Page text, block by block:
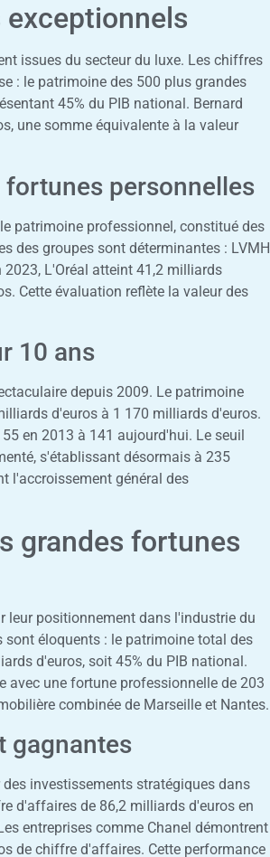
exceptionnels
issues du secteur du luxe. Les chiffres
: le patrimoine des 500 plus grandes
45% du PIB national. Bernard
une somme équivalente à la valeur
fortunes personnelles
patrimoine professionnel, constitué des
des groupes sont déterminantes : LVMH
L'Oréal atteint 41,2 milliards
Cette évaluation reflète la valeur des
10 ans
depuis 2009. Le patrimoine
d'euros à 1 170 milliards d'euros.
en 2013 à 141 aujourd'hui. Le seuil
s'établissant désormais à 235
l'accroissement général des
grandes fortunes
leur positionnement dans l'industrie du
sont éloquents : le patrimoine total des
d'euros, soit 45% du PIB national.
avec une fortune professionnelle de 203
combinée de Marseille et Nantes.
gagnantes
investissements stratégiques dans
d'affaires de 86,2 milliards d'euros en
entreprises comme Chanel démontrent
de chiffre d'affaires. Cette performance